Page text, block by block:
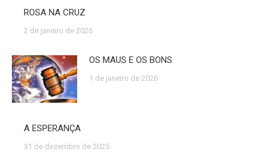
ROSA NA CRUZ
2 de janeiro de 2026
OS MAUS E OS BONS
1 de janeiro de 2026
A ESPERANÇA
31 de dezembro de 2025